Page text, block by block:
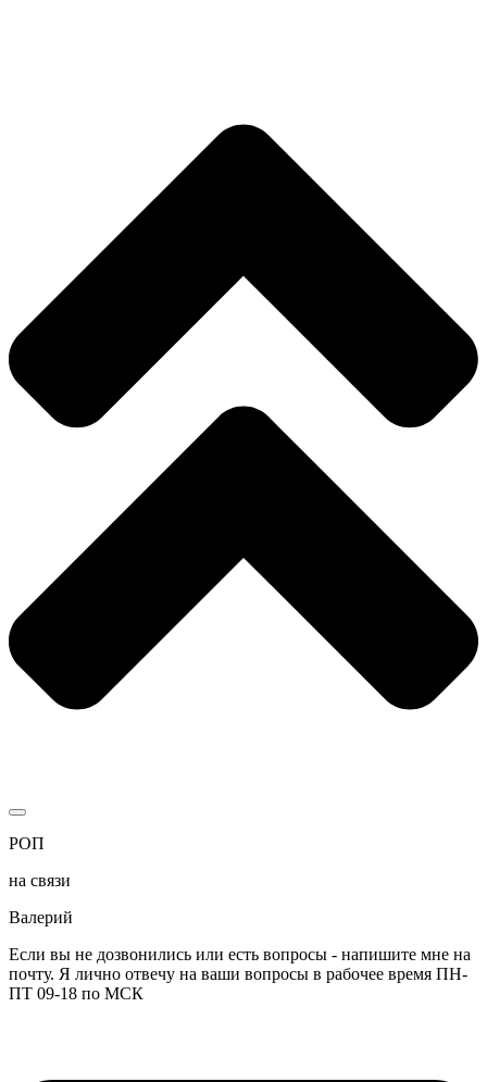
РОП
на связи
Валерий
Если вы не дозвонились или есть вопросы - напишите мне на
почту. Я лично отвечу на ваши вопросы в рабочее время ПН-
ПТ 09-18 по МСК